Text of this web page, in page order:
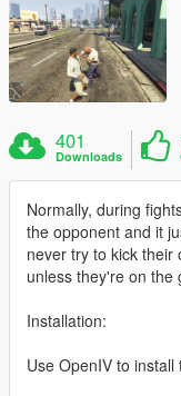
401
Downloads
Normally, during
the opponent and it
never try to kick their
unless they're on the
Installation:
Use OpenIV to